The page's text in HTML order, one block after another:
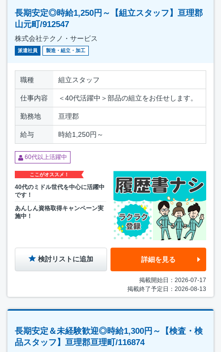
長期安定◎時給1,250円～【組立スタッフ】亘理郡
山元町/912547
株式会社テクノ・サービス
派遣社員 製造・組立・加工
職種 組立スタッフ
仕事内容 ＜40代活躍中＞部品の組立をお任せします。
勤務地 亘理郡
給与 時給1,250円～
60代以上活躍中
ここがオススメ！
40代のミドル世代を中心に活躍中
です！
あんしん資格取得キャンペーン実
施中！
検討リストに追加 詳細を見る
掲載開始日：2026-07-17
掲載終了予定日：2026-08-13
長期安定＆未経験歓迎◎時給1,300円～【検査・検
品スタッフ】亘理郡亘理町/116874